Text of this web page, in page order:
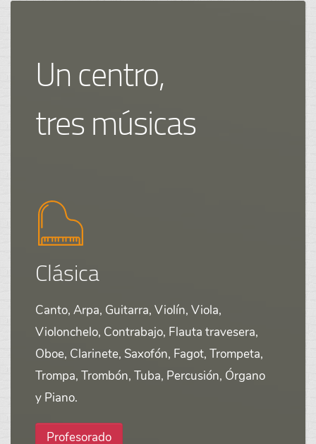
Un centro,
tres músicas
Clásica
Canto, Arpa, Guitarra, Violín, Viola,
Violonchelo, Contrabajo, Flauta travesera,
Oboe, Clarinete, Saxofón, Fagot, Trompeta,
Trompa, Trombón, Tuba, Percusión, Órgano
y Piano.
Profesorado